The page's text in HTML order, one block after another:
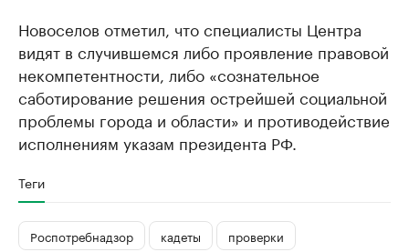
Новоселов отметил, что специалисты Центра
видят в случившемся либо проявление правовой
некомпетентности, либо «сознательное
саботирование решения острейшей социальной
проблемы города и области» и противодействие
исполнениям указам президента РФ.
Теги
Роспотребнадзор кадеты проверки